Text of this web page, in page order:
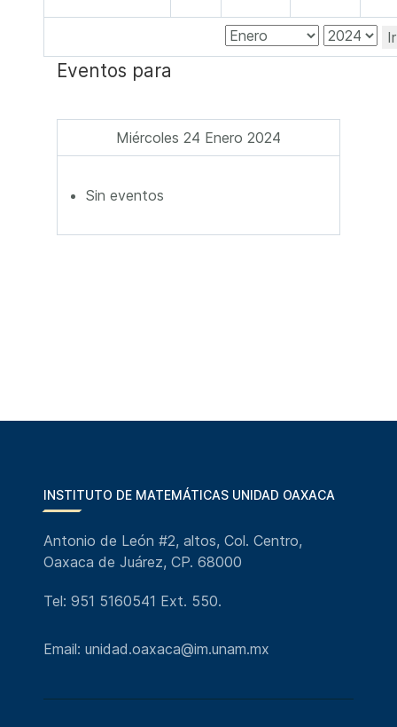
Eventos para
Miércoles 24 Enero 2024
Sin eventos
INSTITUTO DE MATEMÁTICAS UNIDAD OAXACA
Antonio de León #2, altos, Col. Centro,
Oaxaca de Juárez, CP. 68000
Tel: 951 5160541 Ext. 550.
Email: unidad.oaxaca@im.unam.mx